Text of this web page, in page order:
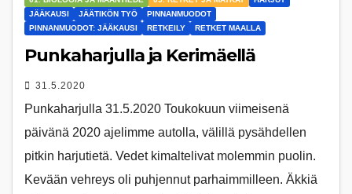
JÄÄKAUSI
JÄÄTIKÖN TYÖ
PINNANMUODOT
PINNANMUODOT: JÄÄKAUSI
RETKEILY RETKET MAALLA
Punkaharjulla ja Kerimäellä
31.5.2020
Punkaharjulla 31.5.2020 Toukokuun viimeisenä
päivänä 2020 ajelimme autolla, välillä pysähdellen
pitkin harjutietä. Vedet kimaltelivat molemmin puolin.
Kevään vehreys oli puhjennut parhaimmilleen. Äkkiä